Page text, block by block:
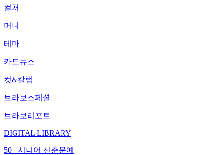
컬처
머니
테마
카드뉴스
컷&칼럼
브라보스페셜
브라보리포트
DIGITAL LIBRARY
50+ 시니어 신춘문예